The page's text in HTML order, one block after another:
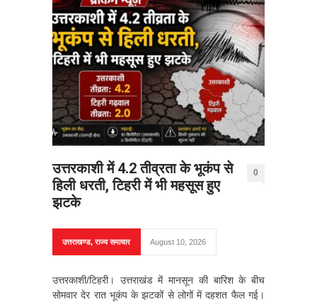
उत्तरकाशी में 4.2 तीव्रता के भूकंप से
हिली धरती, टिहरी में भी महसूस हुए
झटके
0
उत्तराखण्ड,राज्य समाचार August 10, 2026
उत्तरकाशी/टिहरी। उत्तराखंड में मानसून की बारिश के बीच
सोमवार देर रात भूकंप के झटकों से लोगों में दहशत फैल गई।